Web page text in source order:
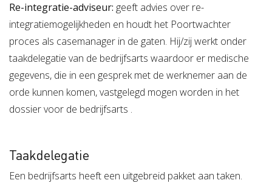
Re-integratie-adviseur: geeft advies over re-
integratiemogelijkheden en houdt het Poortwachter
proces als casemanager in de gaten. Hij/zij werkt onder
taakdelegatie van de bedrijfsarts waardoor er medische
gegevens, die in een gesprek met de werknemer aan de
orde kunnen komen, vastgelegd mogen worden in het
dossier voor de bedrijfsarts .
Taakdelegatie
Een bedrijfsarts heeft een uitgebreid pakket aan taken.